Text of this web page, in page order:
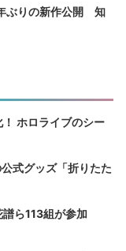
ぶりの新作公開 知
ホロライブのシー
式グッズ「折りたた
ら113組が参加